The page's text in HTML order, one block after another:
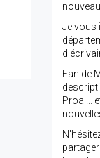
Je vous
Fan de
Proal...